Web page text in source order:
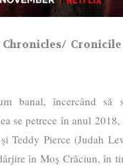
Chronicles/
banal, încercând să
se petrece în anul 2018,
Teddy Pierce (Judah
în Moș Crăciun, în